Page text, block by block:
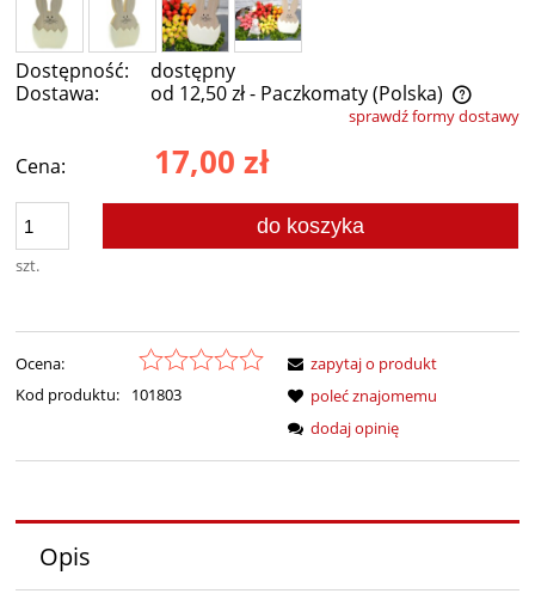
Dostępność:
dostępny
Dostawa:
od 12,50 zł- Paczkomaty(Polska)
Cena nie zawiera ewentualnych kosztów płatnościsprawdź formy dostawy
Cena: 17,00 zł
szt.
do koszyka
Ocena:
Kod produktu:
101803
zapytaj o produkt
poleć znajomemu
dodaj opinię
Opis